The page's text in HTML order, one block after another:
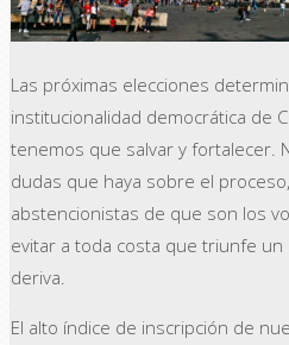
Las próximas elecciones
institucionalidad democrática de
tenemos que salvar y fortalecer.
dudas que haya sobre el
abstencionistas de que son los
evitar a toda costa que triunfe
deriva.
El alto índice de inscripción de